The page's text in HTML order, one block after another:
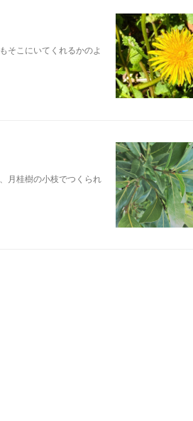
そこにいてくれるかのよ
月桂樹の小枝でつくられ